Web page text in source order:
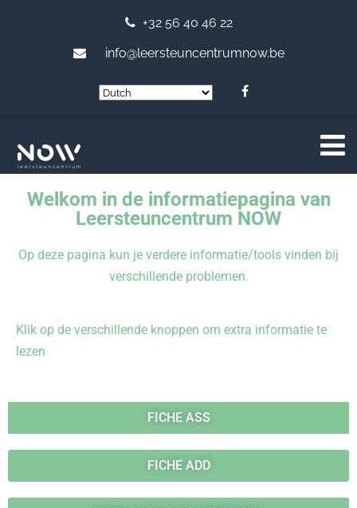
+32 56 40 46 22
info@leersteuncentrumnow.be
Welkom in de informatiepagina van
Leersteuncentrum NOW
Op deze pagina kun je verdere informatie/tools vinden bij
verschillende problemen.
Klik op de verschillende knoppen om extra informatie te
lezen
FICHE ASS
FICHE ADD